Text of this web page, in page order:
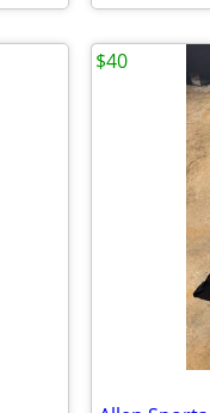
$40